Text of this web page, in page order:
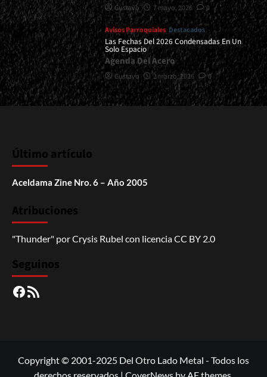
Gustavo 7 mayo, 2026 0
Avisos Parroquiales Destacados
Las Fechas Del 2026 Condensadas En Un
Solo Espacio
Agenda Del Acero
Gustavo 2 marzo, 2026 0
Último artículo
Aceldama Zine Nro. 6 – Año 2005
Atribuciones
"Thunder" porCrysis Rubel con licenciaCC BY 2.0
Seguinos
Facebook
RSS
Copyright © 2001-2025 Del Otro Lado Metal - Todos los